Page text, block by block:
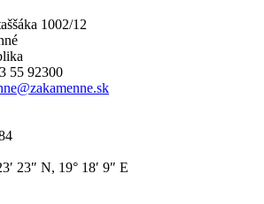
1002/12
55 92300
23″ N, 19° 18′ 9″ E